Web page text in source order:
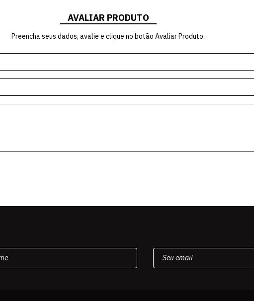
AVALIAR PRODUTO
Preencha seus dados, avalie e clique no botão Avaliar Produto.